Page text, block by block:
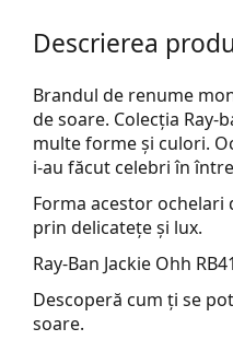
Descrierea
Brandul de renume
de soare. Colecția
multe forme și culori.
i-au făcut celebri în
Forma acestor ochelari
prin delicatețe și lux.
Ray-Ban Jackie Ohh
Descoperă cum ți se
soare.